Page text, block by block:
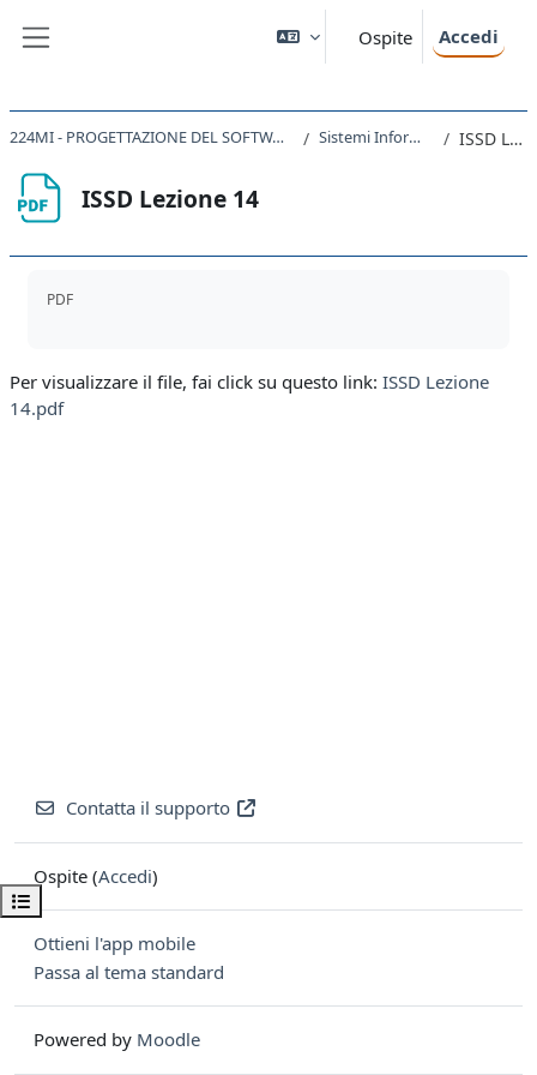
Ospite Accedi
Apri indice del corso
224MI - PROGETTAZIONE DEL SOFTWARE E DEI SISTEMI INFORMATIVI 2021 Sistemi Informativi - Internet ISSD Lezione 14
ISSD Lezione 14
PDF
Per visualizzare il file, fai click su questo link: ISSD Lezione
14.pdf
Contatta il supporto
Ospite (Accedi)
Ottieni l'app mobile
Passa al tema standard
Powered by Moodle